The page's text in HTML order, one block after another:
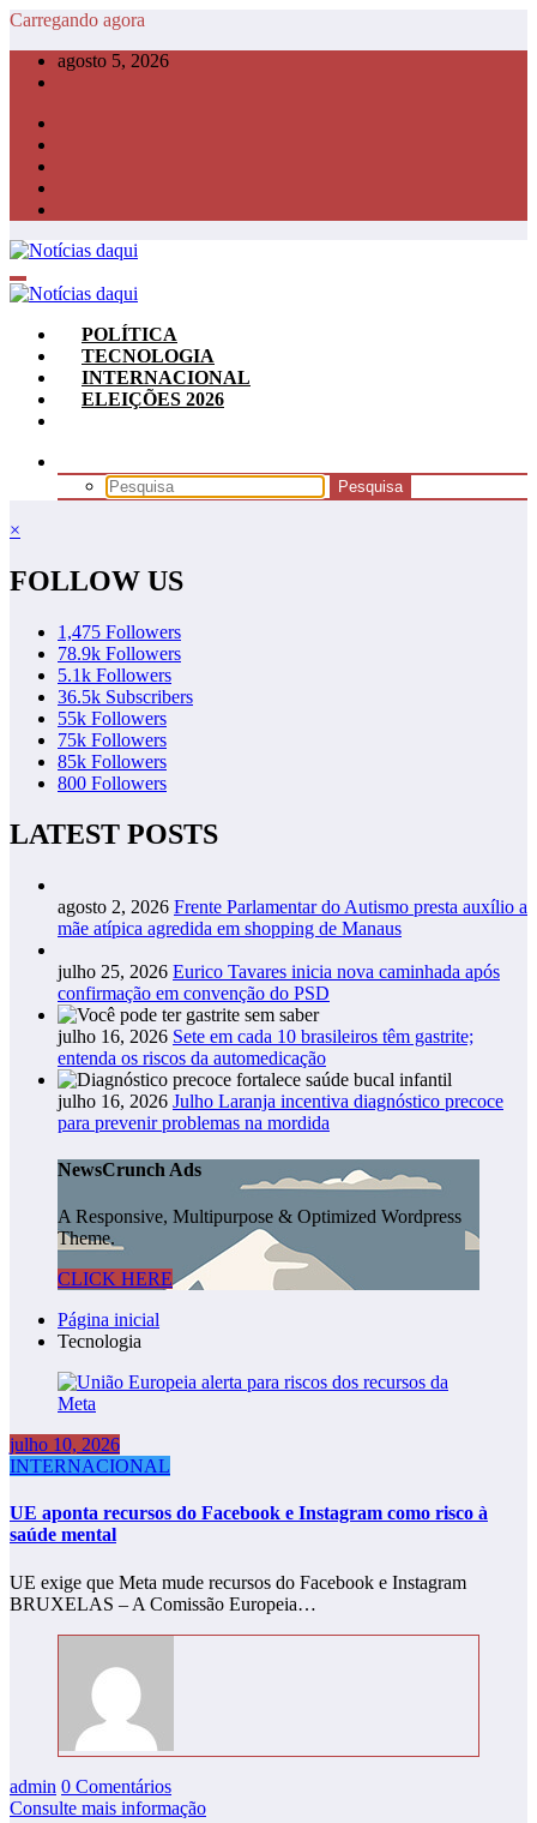
Pular
conteúdo
Carregando agora
agosto 5, 2026
POLÍTICA
TECNOLOGIA
INTERNACIONAL
ELEIÇÕES 2026
×
FOLLOW US
1,475 Followers
78.9k Followers
5.1k Followers
36.5k Subscribers
55k Followers
75k Followers
85k Followers
800 Followers
LATEST POSTS
agosto 2, 2026 Frente Parlamentar do Autismo presta auxílio a
mãe atípica agredida em shopping de Manaus
julho 25, 2026 Eurico Tavares inicia nova caminhada após
confirmação em convenção do PSD
julho 16, 2026 Sete em cada 10 brasileiros têm gastrite;
entenda os riscos da automedicação
julho 16, 2026 Julho Laranja incentiva diagnóstico precoce
para prevenir problemas na mordida
NewsCrunch Ads
A Responsive, Multipurpose & Optimized Wordpress
Theme.
CLICK HERE
Página inicial
Tecnologia
julho 10, 2026
INTERNACIONAL
UE aponta recursos do Facebook e Instagram como risco à
saúde mental
UE exige que Meta mude recursos do Facebook e Instagram
BRUXELAS – A Comissão Europeia…
admin 0 Comentários
Consulte mais informação